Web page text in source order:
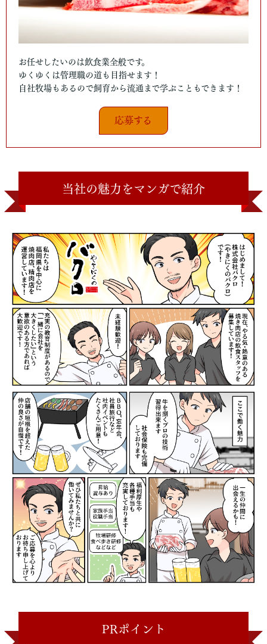
お任せしたいのは飲食業全般です。
ゆくゆくは管理職の道も目指せます！
自社牧場もあるので飼育から流通まで学ぶこともできます！
応募する
当社の魅力をマンガで紹介
PRポイント